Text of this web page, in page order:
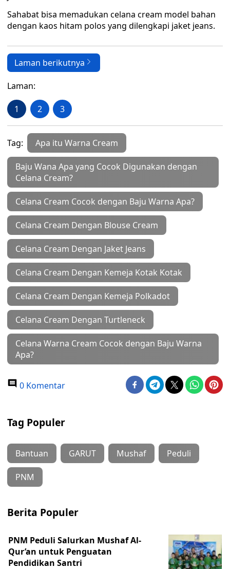
Sahabat bisa memadukan celana cream model bahan
dengan kaos hitam polos yang dilengkapi jaket jeans.
Laman berikutnya
Laman:
1 2 3
Tag: Apa itu Warna Cream
Baju Wana Apa yang Cocok Digunakan dengan
Celana Cream?
Celana Cream Cocok dengan Baju Warna Apa?
Celana Cream Dengan Blouse Cream
Celana Cream Dengan Jaket Jeans
Celana Cream Dengan Kemeja Kotak Kotak
Celana Cream Dengan Kemeja Polkadot
Celana Cream Dengan Turtleneck
Celana Warna Cream Cocok dengan Baju Warna
Apa?
0 Komentar
Tag Populer
Bantuan GARUT Mushaf Peduli
PNM
Berita Populer
PNM Peduli Salurkan Mushaf Al-
Qur’an untuk Penguatan
Pendidikan Santri